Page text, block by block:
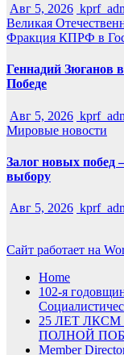
Авг 5, 2026
Великая
Фракция КПРФ в
Геннадий Зюганов
Победе
Авг 5, 2026
Мировые новости
Залог новых побед
выбору
Авг 5, 2026
Сайт работает на
Home
102-я
25 ЛЕТ
ПОЛНОЙ
Member